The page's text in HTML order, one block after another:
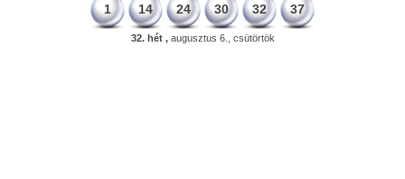
1 14 24 30 32 37
32. hét ,augusztus 6., csütörtök